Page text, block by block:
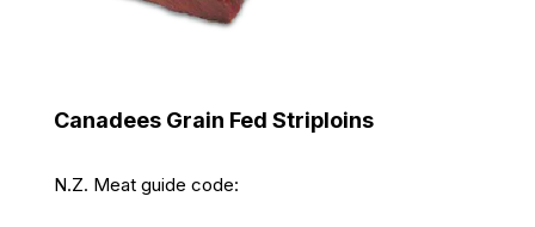
Canadees Grain Fed Striploins
N.Z. Meat guide code: